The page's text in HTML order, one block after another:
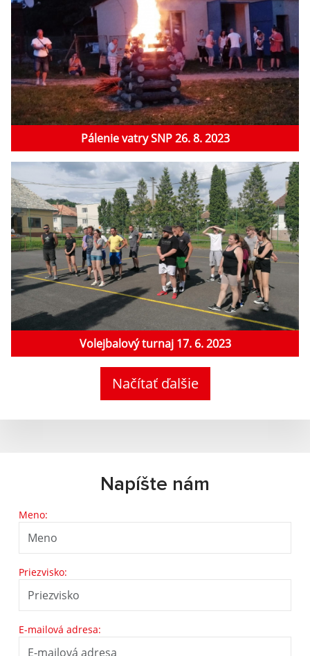
Pálenie vatry SNP 26. 8. 2023
Volejbalový turnaj 17. 6. 2023
Načítať ďalšie
Napíšte nám
Meno:
Priezvisko:
E-mailová adresa: